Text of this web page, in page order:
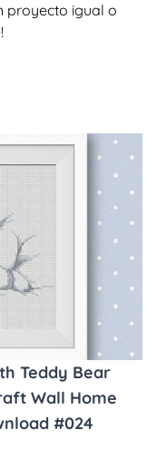
proyecto igual o
Teddy Bear
Wall Home
#024